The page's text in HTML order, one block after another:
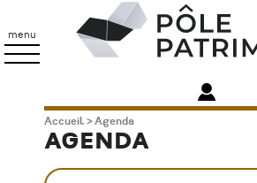
contenu
principal
menu
Patrimoine
Fil
d'Ariane
Accueil Agenda
AGENDA